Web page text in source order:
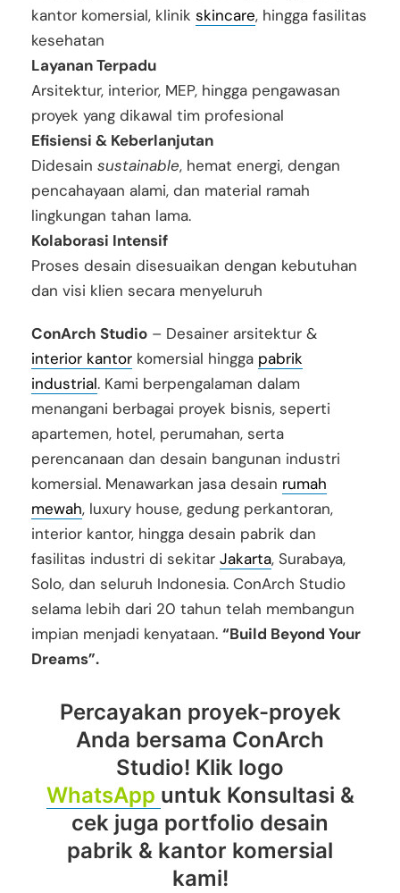
kantor komersial, klinik skincare, hingga fasilitas
kesehatan
Layanan Terpadu
Arsitektur, interior, MEP, hingga pengawasan
proyek yang dikawal tim profesional
Efisiensi & Keberlanjutan
Didesain sustainable, hemat energi, dengan
pencahayaan alami, dan material ramah
lingkungan tahan lama.
Kolaborasi Intensif
Proses desain disesuaikan dengan kebutuhan
dan visi klien secara menyeluruh
ConArch Studio – Desainer arsitektur &
interior kantor komersial hingga pabrik
industrial. Kami berpengalaman dalam
menangani berbagai proyek bisnis, seperti
apartemen, hotel, perumahan, serta
perencanaan dan desain bangunan industri
komersial. Menawarkan jasa desain rumah
mewah, luxury house, gedung perkantoran,
interior kantor, hingga desain pabrik dan
fasilitas industri di sekitar Jakarta, Surabaya,
Solo, dan seluruh Indonesia. ConArch Studio
selama lebih dari 20 tahun telah membangun
impian menjadi kenyataan. “Build Beyond Your
Dreams”.
Percayakan proyek-proyek
Anda bersama ConArch
Studio! Klik logo
WhatsApp untuk Konsultasi &
cek juga portfolio desain
pabrik & kantor komersial
kami!